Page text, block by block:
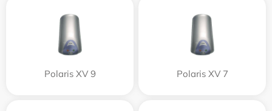
Polaris XV 9 Polaris XV 7